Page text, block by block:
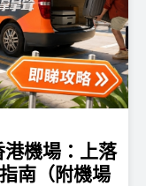
機場：上落
南（附機場